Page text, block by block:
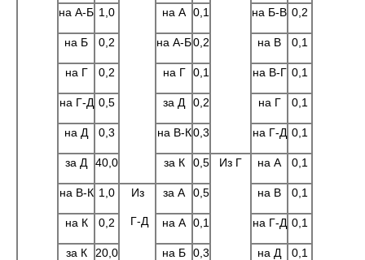
на А-Б 1,0 на А 0,1 на Б-В 0,2
на Б 0,2 на А-Б0,2 на В 0,1
на Г 0,2 на Г 0,1 на В-Г 0,1
на Г-Д 0,5 за Д 0,2 на Г 0,1
на Д 0,3 на В-К0,3 на Г-Д 0,1
за Д 40,0 за К 0,5 Из Г на А 0,1
на В-К 1,0 Из
Г-Д
за А 0,5 на В 0,1
на К 0,2 на А 0,1 на Г-Д 0,1
за К 20,0 на Б 0,3 на Д 0,1